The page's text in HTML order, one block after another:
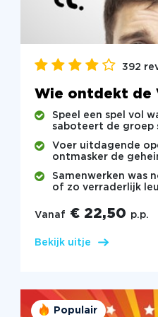
392
Wie ontdekt de
Speel een spel vol
saboteert de groep
Voer uitdagende
ontmasker de
Samenwerken was
of zo verraderlijk
Vanaf € 22,50 p.p.
Bekijk uitje
Populair